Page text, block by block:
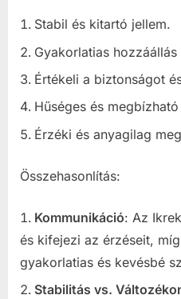
Stabil és kitartó jellem.
Gyakorlatias
Értékeli a biztonságot
Hűséges és
Érzéki és anyagilag
Összehasonlítás:
Kommunikáció: Az
és kifejezi az érzéseit,
gyakorlatias és kevésbé
Stabilitás vs.